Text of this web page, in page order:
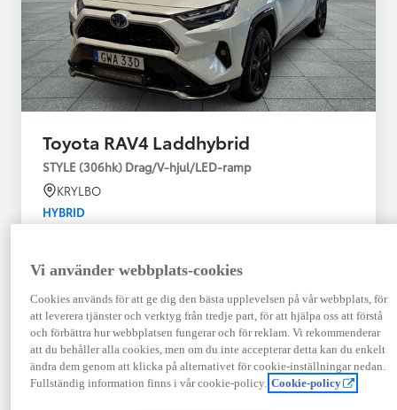
Toyota RAV4 Laddhybrid
STYLE (306hk) Drag/V-hjul/LED-ramp
KRYLBO
HYBRID
09-2023
Hybrid Bensin
Automat
Visa mer
409 900 kr
Från 4 920 kr/mån
Vi använder webbplats-cookies
Cookies används för att ge dig den bästa upplevelsen på vår webbplats, för
att leverera tjänster och verktyg från tredje part, för att hjälpa oss att förstå
och förbättra hur webbplatsen fungerar och för reklam. Vi rekommenderar
att du behåller alla cookies, men om du inte accepterar detta kan du enkelt
ändra dem genom att klicka på alternativet för cookie-inställningar nedan.
Fullständig information finns i vår cookie-policy. Cookie-policy